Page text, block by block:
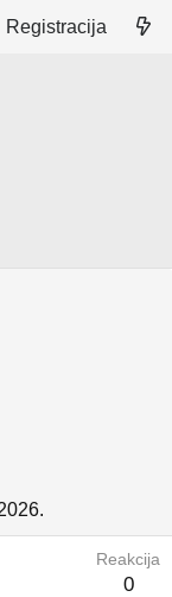
Registracija
Reakcija
0